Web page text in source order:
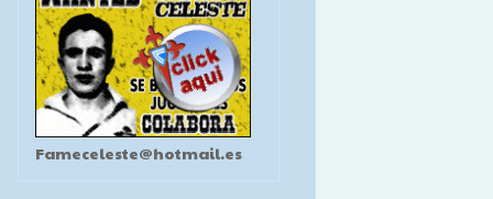
Fameceleste@hotmail.es